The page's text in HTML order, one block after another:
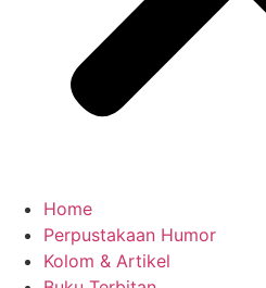
Home
Perpustakaan Humor
Kolom & Artikel